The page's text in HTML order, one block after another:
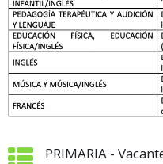
PRIMARIA -